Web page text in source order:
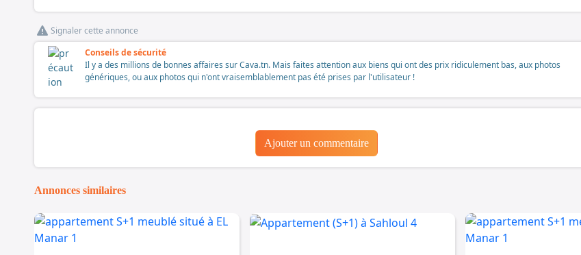
Signaler cette annonce
Conseils de sécurité
Il y a des millions de bonnes affaires sur Cava.tn. Mais faites attention aux biens qui ont des prix ridiculement bas, aux photos
génériques, ou aux photos qui n'ont vraisemblablement pas été prises par l'utilisateur !
Ajouter un commentaire
Annonces similaires